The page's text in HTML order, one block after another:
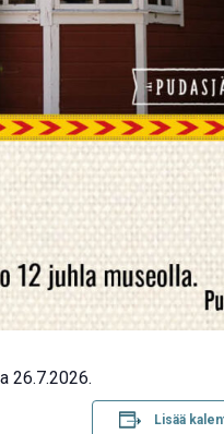
26.7.2026.
Lisää